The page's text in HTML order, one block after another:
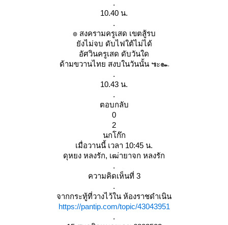
.
10.40 น.
.
๏ สงครามครูเสด เขตสู้รบ
ังไม่จบ ดับไฟใต้ไม่ได้
อัศวินครูเสด ดับวันใด
ด้ามขวานไทย สงบในวันนั้น ๚ะ๛
.
10.43 น.
.
ตอบกลับ
0
2
นกโก๊ก
เมื่อวานนี้ เวลา 10:45 น.
ดุหยง หลงรัก, เฒ่ายาจก หลงรัก
.
ความคิดเห็นที่ 3
.
จากกระทู้ที่วางไว้ใน ห้องราชดำเนิน
https://pantip.com/topic/43043951
.